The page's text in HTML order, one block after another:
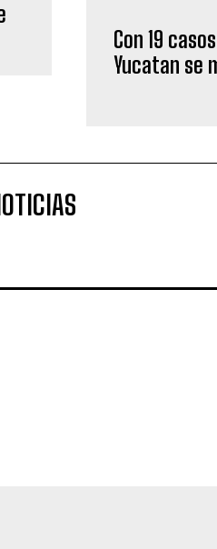
Con 19
Yucatan se